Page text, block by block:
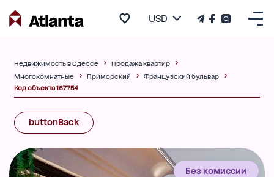
USD
Недвижимость в Одессе
Продажа квартир
Многокомнатные
Приморский
Французский бульвар
Код объекта 167754
buttonBack
Без комиссии